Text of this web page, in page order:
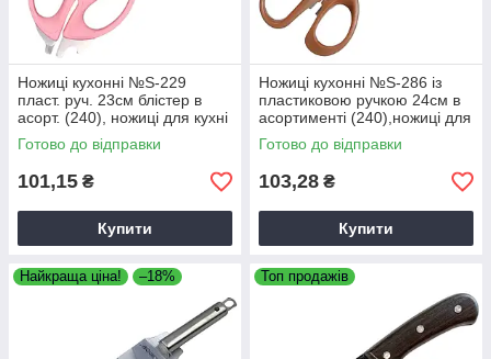
Ножиці кухонні №S-229
пласт. руч. 23см блістер в
асорт. (240), ножиці для кухні
Готово до відправки
101,15 ₴
Купити
Ножиці кухонні №S-286 із
пластиковою ручкою 24см в
асортименті (240),ножиці для
кухні
Готово до відправки
103,28 ₴
Купити
Найкраща ціна! –18% Топ продажів